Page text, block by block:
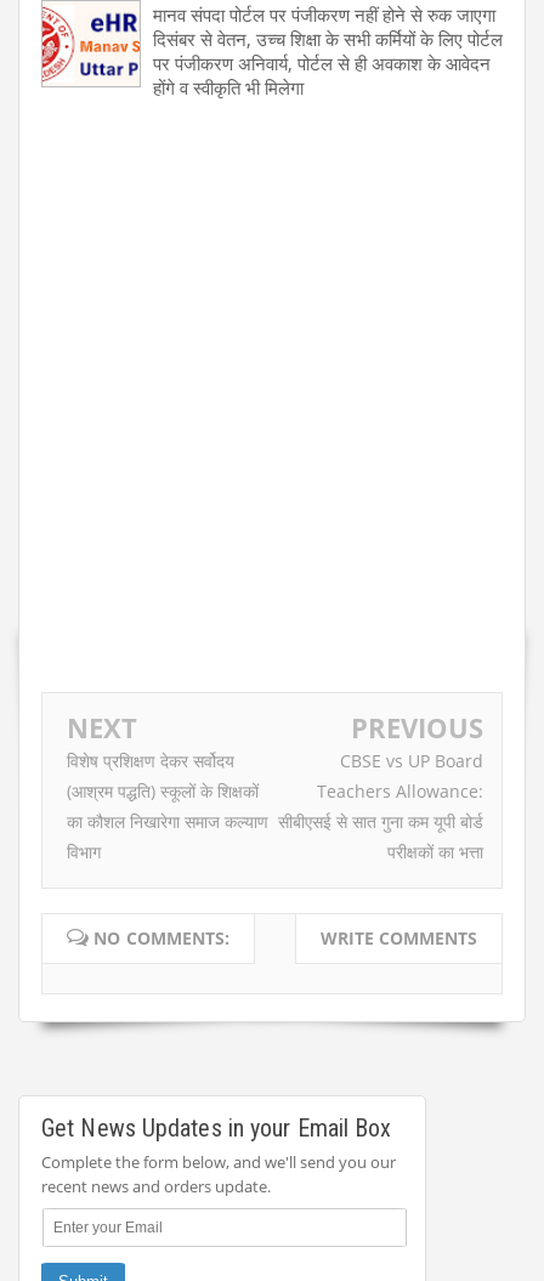
मानव संपदा पोर्टल पर पंजीकरण नहीं होने से रुक जाएगा
दिसंबर से वेतन, उच्च शिक्षा के सभी कर्मियों के लिए पोर्टल
पर पंजीकरण अनिवार्य, पोर्टल से ही अवकाश के आवेदन
होंगे व स्वीकृति भी मिलेगा
NEXT
विशेष प्रशिक्षण देकर सर्वोदय
(आश्रम पद्धति) स्कूलों के शिक्षकों
का कौशल निखारेगा समाज कल्याण
विभाग
PREVIOUS
CBSE vs UP Board
Teachers Allowance:
सीबीएसई से सात गुना कम यूपी बोर्ड
परीक्षकों का भत्ता
NO COMMENTS: WRITE COMMENTS
Get News Updates in your Email Box
Complete the form below, and we'll send you our
recent news and orders update.